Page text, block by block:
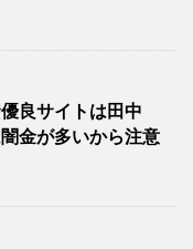
良サイトは田中
金が多いから注意